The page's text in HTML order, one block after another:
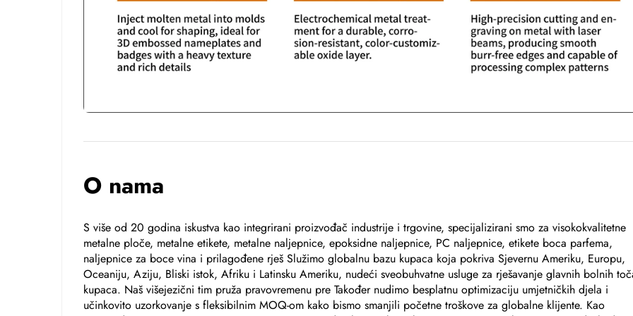
O nama
S više od 20 godina iskustva kao integrirani proizvođač industrije i trgovine, specijalizirani smo za visokokvalitetne
metalne ploče, metalne etikete, metalne naljepnice, epoksidne naljepnice, PC naljepnice, etikete boca parfema,
naljepnice za boce vina i prilagođene rješ Služimo globalnu bazu kupaca koja pokriva Sjevernu Ameriku, Europu,
Oceaniju, Aziju, Bliski istok, Afriku i Latinsku Ameriku, nudeći sveobuhvatne usluge za rješavanje glavnih bolnih
kupaca. Naš višejezični tim pruža pravovremenu pre Također nudimo besplatnu optimizaciju umjetničkih djela i
učinkovito uzorkovanje s fleksibilnim MOQ-om kako bismo smanjili početne troškove za globalne klijente. Kao